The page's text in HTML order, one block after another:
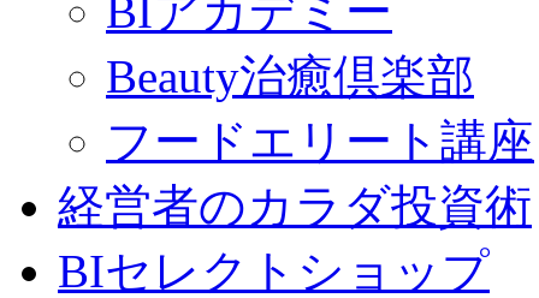
BIアカデミー
Beauty治癒倶楽部
フードエリート講座
経営者のカラダ投資術
BIセレクトショップ